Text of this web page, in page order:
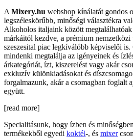
A Mixery.hu webshop kínálatát gondos
legszéleskörűbb, minőségi választékra
Alkoholos italjaink között
márkáitól kezdve, a prémium nemzetközi
szeszesital piac legkíválóbb képviselői
mindenki megtalálja az igényeinek és
árkategóriát, ízt, kiszerelést vagy akár
exkluzív különkiadásokat és
forgalmazunk, akár a csomagban foglalt
együtt.
[read more]
Specialitásunk, hogy ízben és
termékekből egyedi koktél-, és mixer